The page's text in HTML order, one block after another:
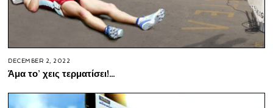
DECEMBER 2, 2022
Άμα το’ χεις τερματίσει!…